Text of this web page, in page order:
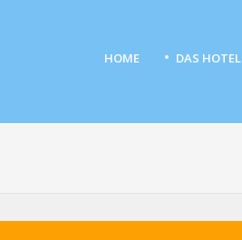
HOME DAS HOTEL